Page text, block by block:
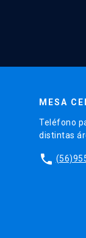
MESA
Teléfono
distintas
phone